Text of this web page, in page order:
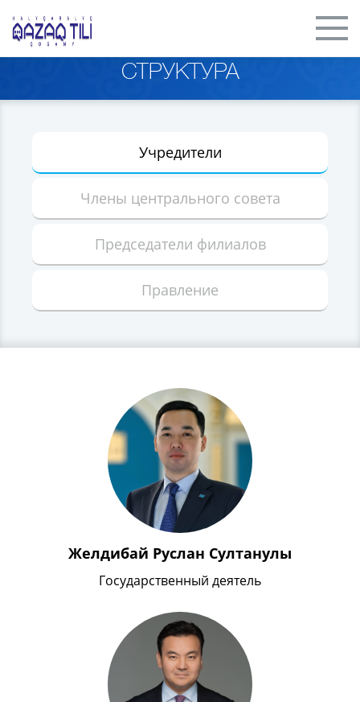
СТРУКТУРА
Учредители
Члены центрального совета
Председатели филиалов
Правление
Желдибай Руслан Султанулы
Государственный деятель